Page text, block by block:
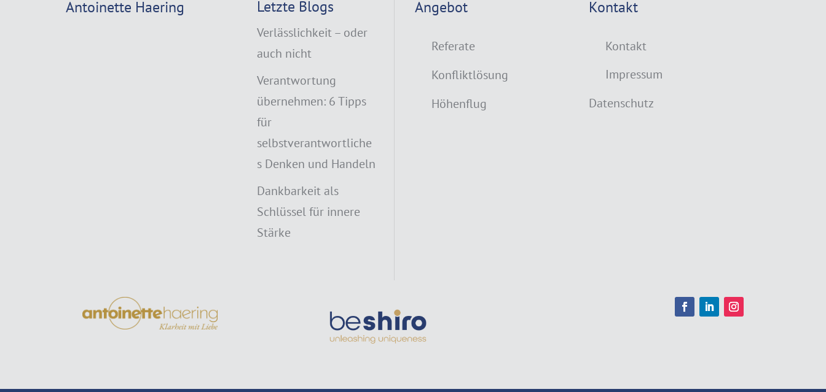
Antoinette Haering Letzte Blogs
Verlässlichkeit – oder
auch nicht
Verantwortung
übernehmen: 6 Tipps
für
selbstverantwortliche
s Denken und Handeln
Dankbarkeit als
Schlüssel für innere
Stärke
Angebot
Referate
Konfliktlösung
Höhenflug
Kontakt
Kontakt
Impressum
Datenschutz